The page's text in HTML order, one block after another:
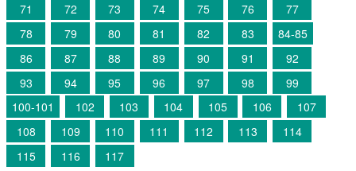
71
72 73 74 75 76
77
78
79 80 81 82 83
84-85
86
87 88 89 90 91
92
93
94 95 96 97 98
99
100-101
102 103 104 105 106
107
108
109 110 111 112 113
114
115
116 117